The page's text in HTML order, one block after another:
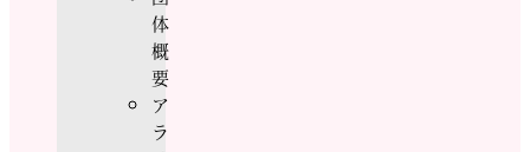
体
概
要
ア
ラ